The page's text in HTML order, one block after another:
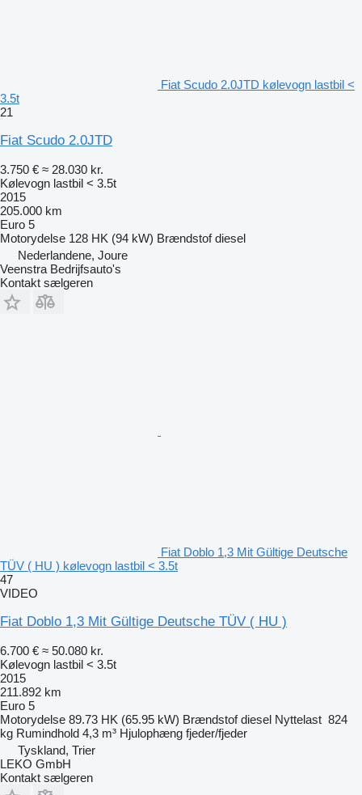
Fiat Scudo 2.0JTD kølevogn lastbil <
3.5t
21
Fiat Scudo 2.0JTD
3.750 € ≈ 28.030 kr.
Kølevogn lastbil < 3.5t
2015
205.000 km
Euro 5
Motorydelse 128 HK (94 kW) Brændstof diesel
Nederlandene, Joure
Veenstra Bedrijfsauto's
Kontakt sælgeren
Fiat Doblo 1,3 Mit Gültige Deutsche
TÜV ( HU ) kølevogn lastbil < 3.5t
47
VIDEO
Fiat Doblo 1,3 Mit Gültige Deutsche TÜV ( HU )
6.700 € ≈ 50.080 kr.
Kølevogn lastbil < 3.5t
2015
211.892 km
Euro 5
Motorydelse 89.73 HK (65.95 kW) Brændstof diesel Nyttelast 824
kg Rumindhold 4,3 m³ Hjulophæng fjeder/fjeder
Tyskland, Trier
LEKO GmbH
Kontakt sælgeren